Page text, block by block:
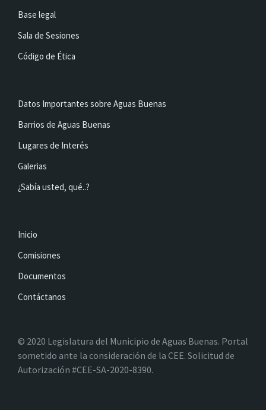
Base legal
Sala de Sesiones
Código de Ética
Datos Importantes sobre Aguas Buenas
Barrios de Aguas Buenas
Lugares de Interés
Galerias
¿Sabía usted, qué..?
Inicio
Comisiones
Documentos
Contáctanos
© 2020 Legislatura del Municipio de Aguas Buenas. Portal
sometido ante la consideración de la CEE. Solicitud de
Autorización #CEE-SA-2020-8390.